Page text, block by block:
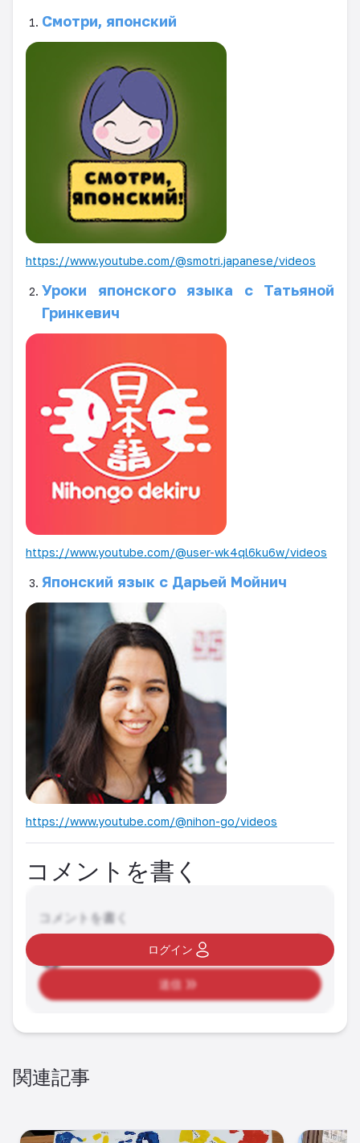
Смотри, японский
https://www.youtube.com/@smotri.japanese/videos
Уроки японского языка с Татьяной
Гринкевич
https://www.youtube.com/@user-wk4ql6ku6w/videos
Японский язык с Дарьей Мойнич
https://www.youtube.com/@nihon-go/videos
コメントを書く
コメントを書く
送信
ログイン
関連記事